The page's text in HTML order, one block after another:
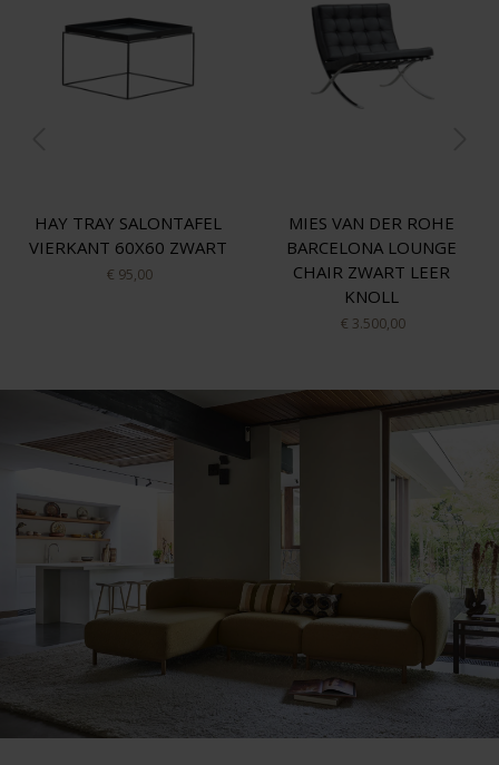
HAY TRAY SALONTAFEL
VIERKANT 60X60 ZWART
€ 95,00
MIES VAN DER ROHE
BARCELONA LOUNGE
CHAIR ZWART LEER
KNOLL
€ 3.500,00